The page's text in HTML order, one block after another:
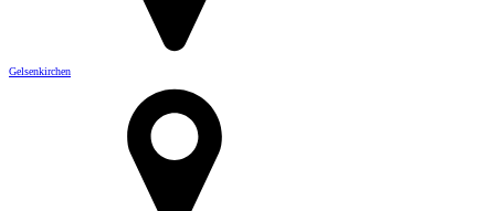
Gelsenkirchen